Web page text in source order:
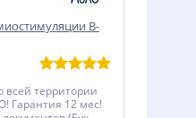
B-
всей территории
Гарантия 12 мес!